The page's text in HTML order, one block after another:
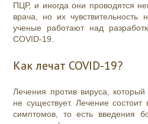
ПЦР, и иногда они проводятся
врача, но их
ученые работают над
COVID-19.
Как лечат COVID-19?
Лечения против вируса,
не существует. Лечение
симптомов, то есть введения